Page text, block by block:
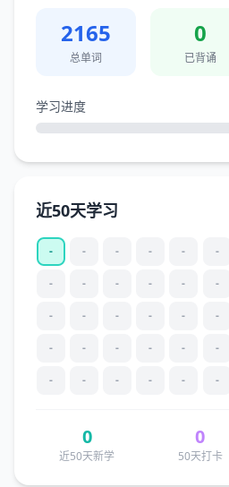
2165
总单词
0
已背诵
学习进度
近50天学习
- - - - - -
- - - - - -
- - - - - -
- - - - - -
- - - - - -
0
近50天新学
0
50天打卡